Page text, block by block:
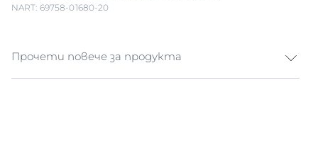
NART: 69758-01680-20
Прочети повече за продукта